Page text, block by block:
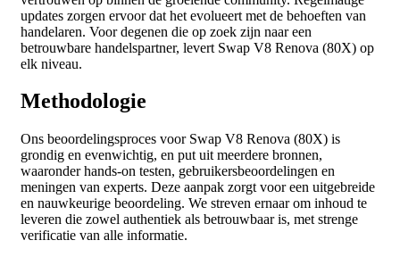
updates zorgen ervoor dat het evolueert met de behoeften van
handelaren. Voor degenen die op zoek zijn naar een
betrouwbare handelspartner, levert Swap V8 Renova (80X) op
elk niveau.
Methodologie
Ons beoordelingsproces voor Swap V8 Renova (80X) is
grondig en evenwichtig, en put uit meerdere bronnen,
waaronder hands-on testen, gebruikersbeoordelingen en
meningen van experts. Deze aanpak zorgt voor een uitgebreide
en nauwkeurige beoordeling. We streven ernaar om inhoud te
leveren die zowel authentiek als betrouwbaar is, met strenge
verificatie van alle informatie.